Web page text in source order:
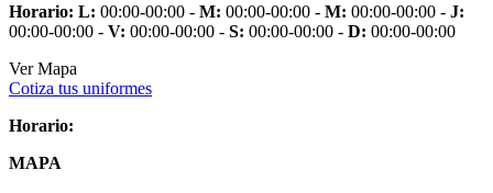
Horario: L: 00:00-00:00 - M: 00:00-00:00 - M: 00:00-00:00 - J:
00:00-00:00 - V: 00:00-00:00 - S: 00:00-00:00 - D: 00:00-00:00
Ver Mapa
Cotiza tus uniformes
Horario:
MAPA